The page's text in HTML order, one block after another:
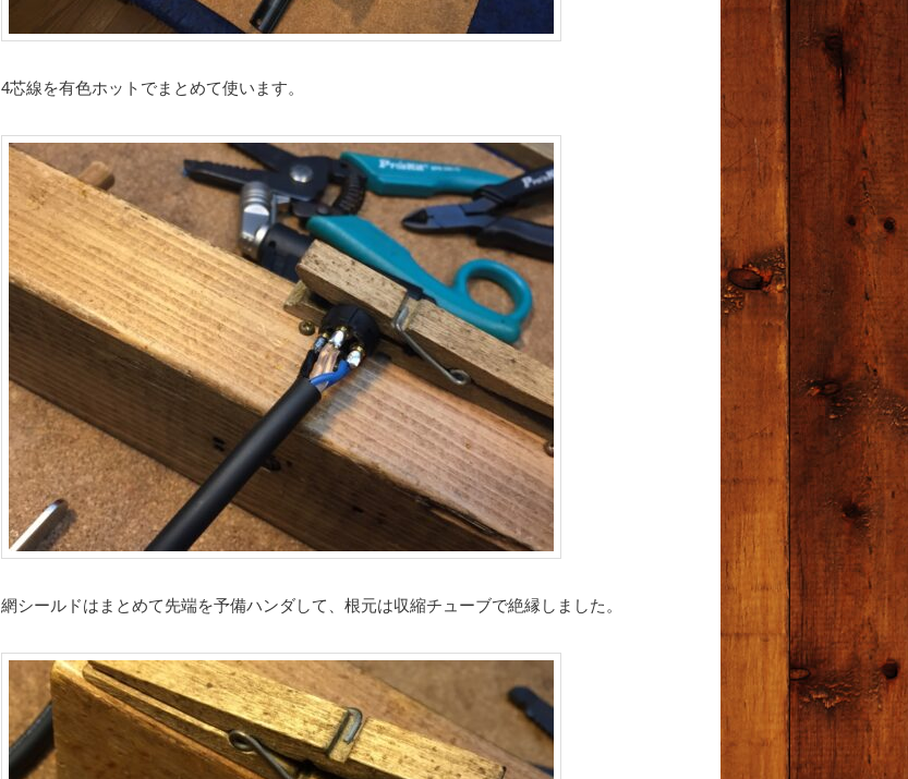
4芯線を有色ホットでまとめて使います。
網シールドはまとめて先端を予備ハンダして、根元は収縮チューブで絶縁しました。